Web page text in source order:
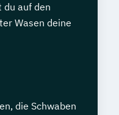
du auf den
Wasen deine
die Schwaben